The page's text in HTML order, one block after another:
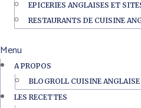
EPICERIES ANGLAISES ET
RESTAURANTS DE CUISINE
Menu
A PROPOS
BLOGROLL CUISINE ANGLAISE
LES RECETTES